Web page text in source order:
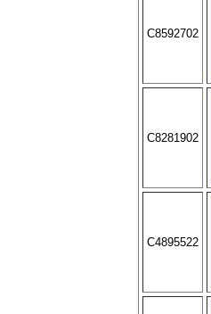
C8592702
C8281902
C4895522